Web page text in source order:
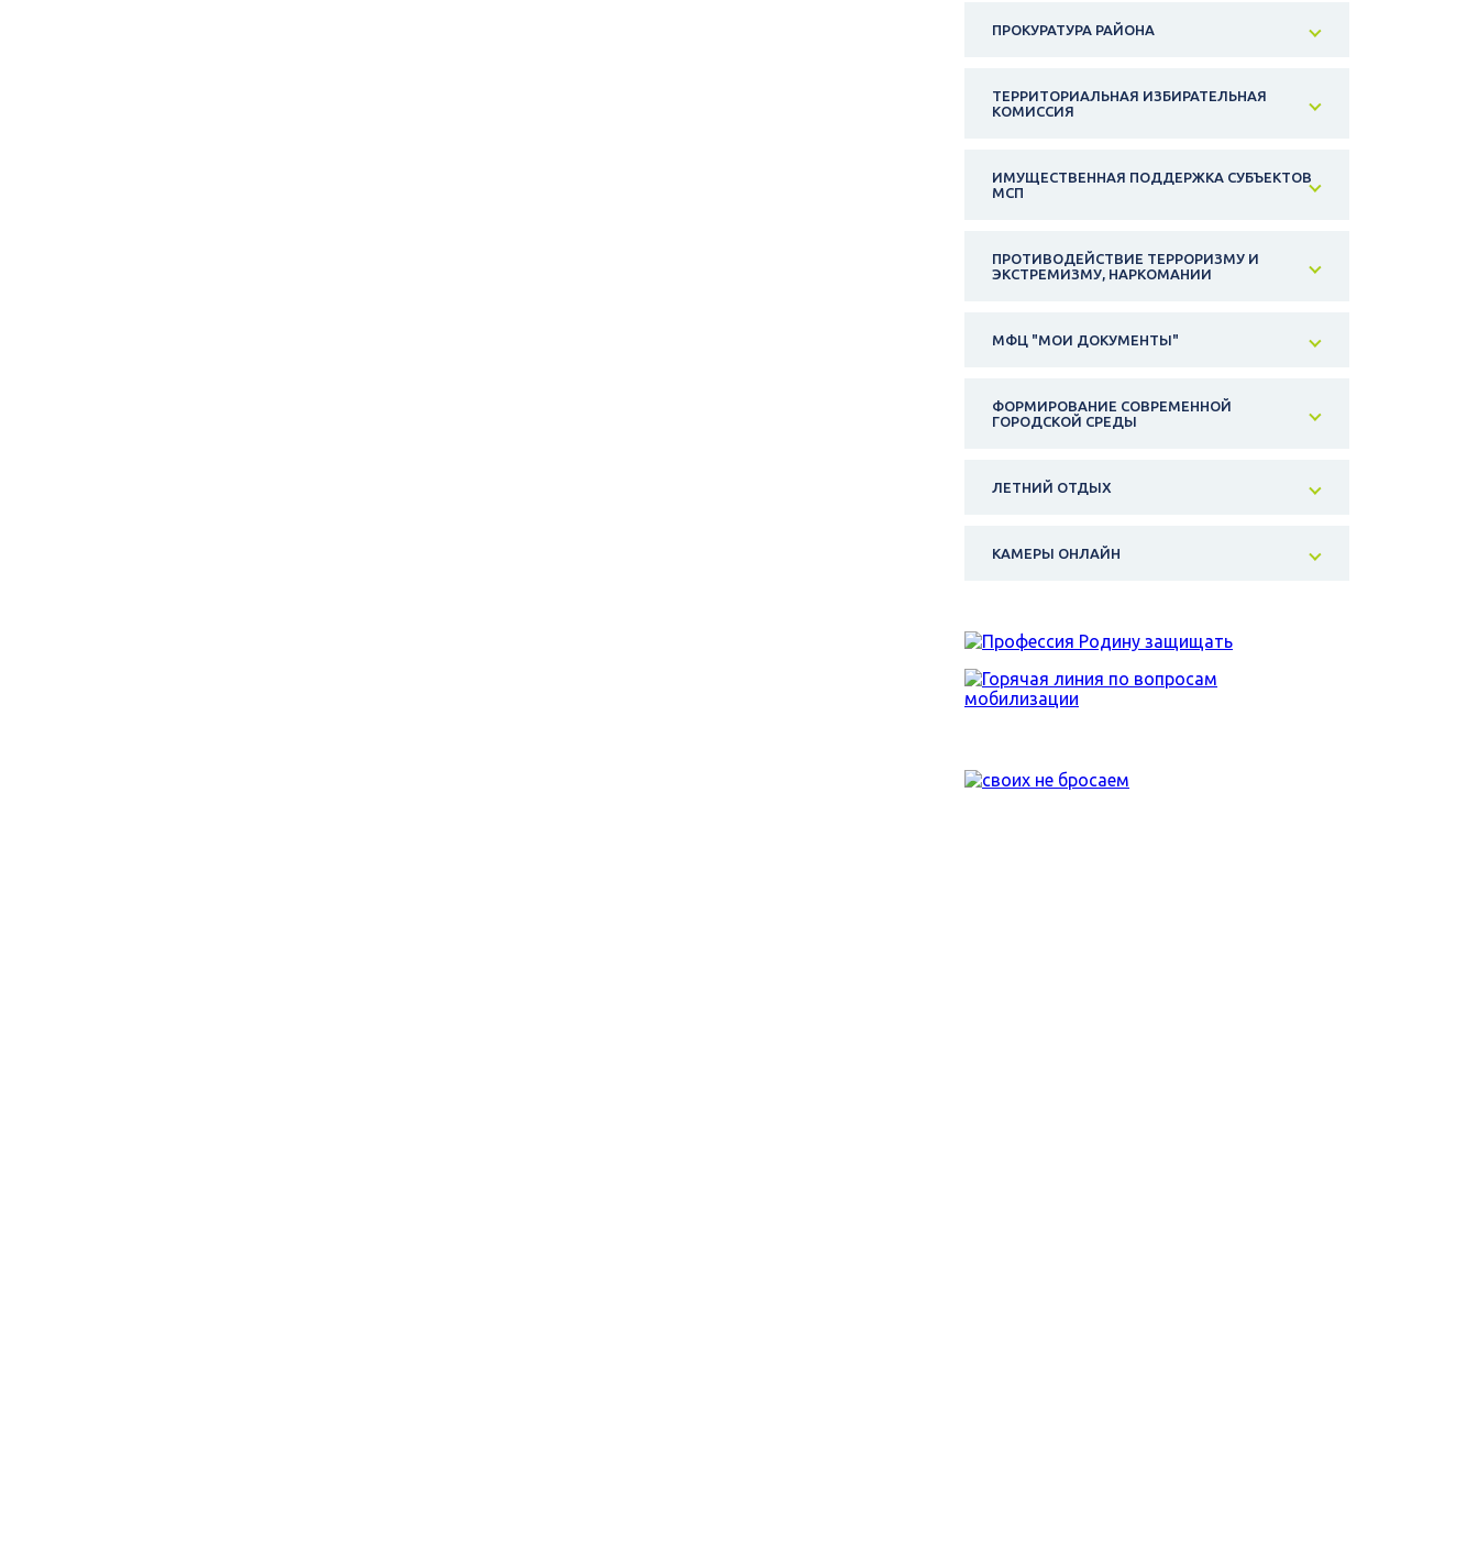
ПРОКУРАТУРА РАЙОНА
ТЕРРИТОРИАЛЬНАЯ ИЗБИРАТЕЛЬНАЯ
КОМИССИЯ
ИМУЩЕСТВЕННАЯ ПОДДЕРЖКА СУБЪЕКТОВ
МСП
ПРОТИВОДЕЙСТВИЕ ТЕРРОРИЗМУ И
ЭКСТРЕМИЗМУ, НАРКОМАНИИ
МФЦ "МОИ ДОКУМЕНТЫ"
ФОРМИРОВАНИЕ СОВРЕМЕННОЙ
ГОРОДСКОЙ СРЕДЫ
ЛЕТНИЙ ОТДЫХ
КАМЕРЫ ОНЛАЙН